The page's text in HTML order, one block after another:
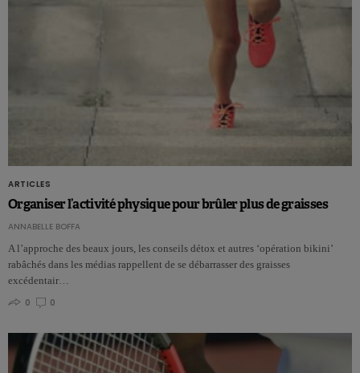
ARTICLES
Organiser l’activité physique pour brûler plus de graisses
ANNABELLE BOFFA
A l’approche des beaux jours, les conseils détox et autres ‘opération bikini’
rabâchés dans les médias rappellent de se débarrasser des graisses
excédentair…
0
0